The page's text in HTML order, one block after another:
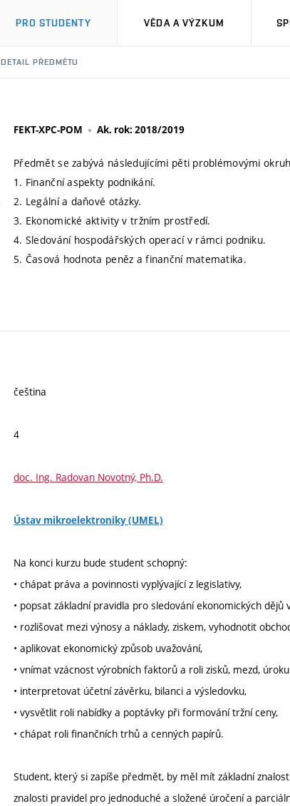
PRO STUDENTY VĚDA A VÝZKUM
DETAIL PŘEDMĚTU
FEKT-XPC-POM Ak. rok: 2018/2019
Předmět se zabývá následujícími pěti problémovými
1. Finanční aspekty podnikání.
2. Legální a daňové otázky.
3. Ekonomické aktivity v tržním prostředí.
4. Sledování hospodářských operací v rámci podniku.
5. Časová hodnota peněz a finanční matematika.
čeština
4
doc. Ing. Radovan Novotný, Ph.D.
Ústav mikroelektroniky (UMEL)
Na konci kurzu bude student schopný:
• chápat práva a povinnosti vyplývající z legislativy,
• popsat základní pravidla pro sledování ekonomických dějů
• rozlišovat mezi výnosy a náklady, ziskem, vyhodnotit
• aplikovat ekonomický způsob uvažování,
• vnímat vzácnost výrobních faktorů a roli zisků, mezd,
• interpretovat účetní závěrku, bilanci a výsledovku,
• vysvětlit roli nabídky a poptávky při formování tržní ceny,
• chápat roli finančních trhů a cenných papírů.
Student, který si zapíše předmět, by měl mít základní
znalosti pravidel pro jednoduché a složené úročení a